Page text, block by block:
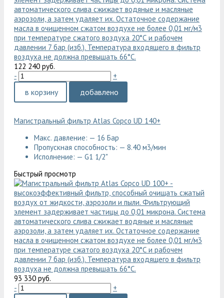
122 240 руб.
-
+
в корзину добавлено
Магистральный фильтр Atlas Copco UD 140+
Макс. давление: — 16 Бар
Пропускная способность: — 8.40 м3/мин
Исполнение: — G1 1/2"
Быстрый просмотр
93 330 руб.
-
+